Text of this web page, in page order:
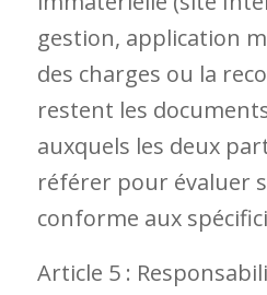
gestion, application
des charges ou la
restent les
auxquels les deux
référer pour évaluer
conforme aux
Article 5 :